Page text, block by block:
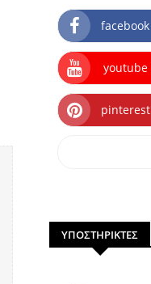
facebook
youtube
pinterest
ΥΠΟΣΤΗΡΙΚΤΕΣ